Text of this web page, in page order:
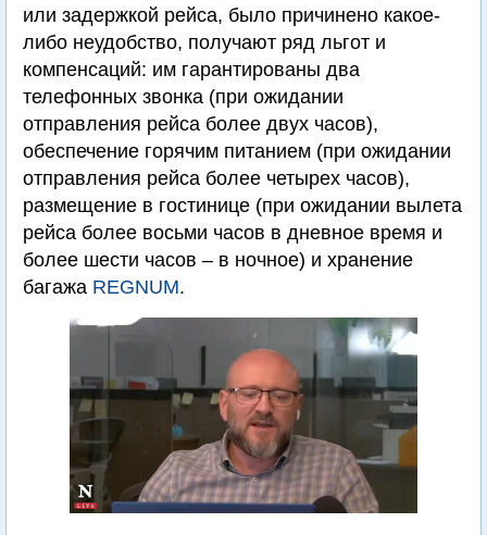
или задержкой рейса, было причинено какое-
либо неудобство, получают ряд льгот и
компенсаций: им гарантированы два
телефонных звонка (при ожидании
отправления рейса более двух часов),
обеспечение горячим питанием (при ожидании
отправления рейса более четырех часов),
размещение в гостинице (при ожидании вылета
рейса более восьми часов в дневное время и
более шести часов – в ночное) и хранение
багажа REGNUM.